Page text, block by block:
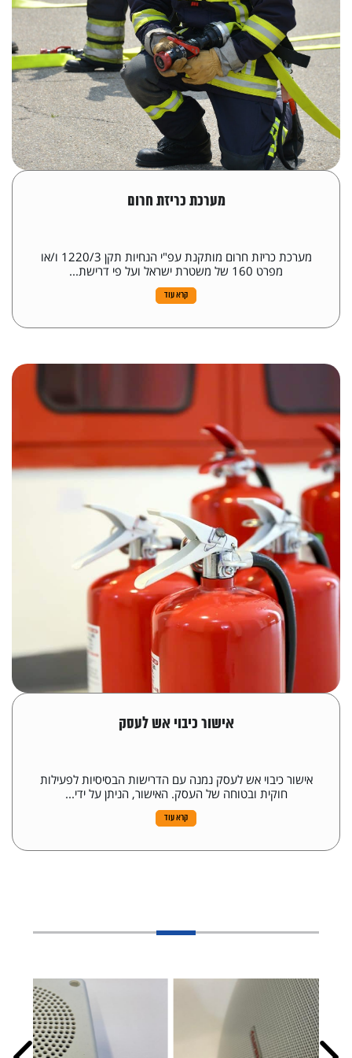
מערכת כריזת חרום
מערכת כריזת חרום מותקנת עפ"י הנחיות תקן 1220/3 ו/או
מפרט 160 של משטרת ישראל ועל פי דרישת...
קרא עוד
אישור כיבוי אש לעסק
אישור כיבוי אש לעסק נמנה עם הדרישות הבסיסיות לפעילות
חוקית ובטוחה של העסק. האישור, הניתן על ידי...
קרא עוד